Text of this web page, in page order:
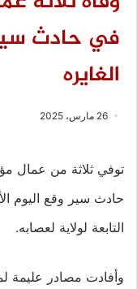
في حادث
الغايره
26 مارس، 2025
حادث سير وقع اليوم
التابعة لولاية لعصابه.